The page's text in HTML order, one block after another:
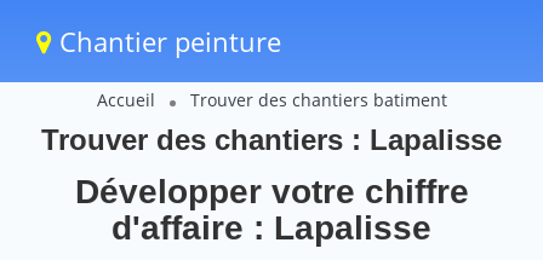
Chantier peinture
Accueil Trouver des chantiers batiment
Trouver des chantiers : Lapalisse
Développer votre chiffre
d'affaire : Lapalisse